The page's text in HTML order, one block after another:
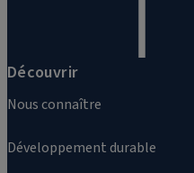
Découvrir
Nous connaître
Développement durable